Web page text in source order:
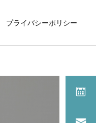
プライバシーポリシー